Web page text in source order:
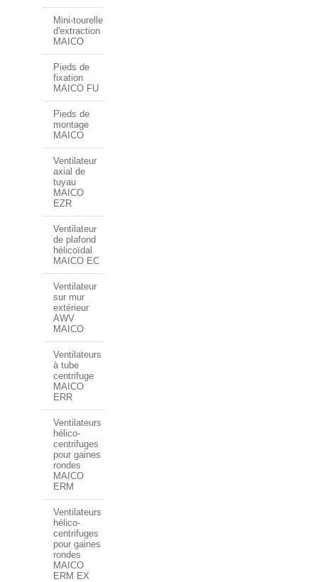
Mini-tourelle
d'extraction
MAICO
Pieds de
fixation
MAICO FU
Pieds de
montage
MAICO
Ventilateur
axial de
tuyau
MAICO
EZR
Ventilateur
de plafond
hélicoïdal
MAICO EC
Ventilateur
sur mur
extérieur
AWV
MAICO
Ventilateurs
à tube
centrifuge
MAICO
ERR
Ventilateurs
hélico-
centrifuges
pour gaines
rondes
MAICO
ERM
Ventilateurs
hélico-
centrifuges
pour gaines
rondes
MAICO
ERM EX